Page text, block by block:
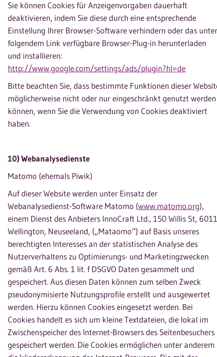
Sie können Cookies für Anzeigenvorgaben dauerhaft
deaktivieren, indem Sie diese durch eine entsprechende
Einstellung Ihrer Browser-Software verhindern oder das unter
folgendem Link verfügbare Browser-Plug-in herunterladen
und installieren:
http://www.google.com/settings/ads/plugin?hl=de
Bitte beachten Sie, dass bestimmte Funktionen dieser
möglicherweise nicht oder nur eingeschränkt genutzt werden
können, wenn Sie die Verwendung von Cookies deaktiviert
haben.
10) Webanalysedienste
Matomo (ehemals Piwik)
Auf dieser Website werden unter Einsatz der
Webanalysedienst-Software Matomo (www.matomo.org),
einem Dienst des Anbieters InnoCraft Ltd., 150 Willis St, 6011
Wellington, Neuseeland, („Mataomo“) auf Basis unseres
berechtigten Interesses an der statistischen Analyse des
Nutzerverhaltens zu Optimierungs- und Marketingzwecken
gemäß Art. 6 Abs. 1 lit. f DSGVO Daten gesammelt und
gespeichert. Aus diesen Daten können zum selben Zweck
pseudonymisierte Nutzungsprofile erstellt und ausgewertet
werden. Hierzu können Cookies eingesetzt werden. Bei
Cookies handelt es sich um kleine Textdateien, die lokal im
Zwischenspeicher des Internet-Browsers des Seitenbesuchers
gespeichert werden. Die Cookies ermöglichen unter anderem